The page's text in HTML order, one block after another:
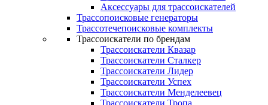
Аксессуары для трассоискателей
Трассопоисковые генераторы
Трассотечепоисковые комплекты
Трассоискатели по брендам
Трассоискатели Квазар
Трассоискатели Сталкер
Трассоискатели Лидер
Трассоискатели Успех
Трассоискатели Менделеевец
Трассоискатели Тропа